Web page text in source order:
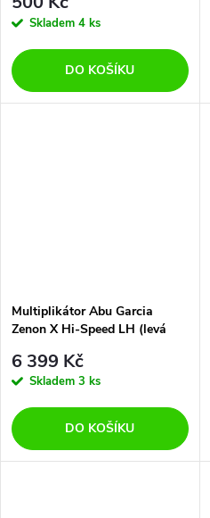
Skladem 4 ks
DO KOŠÍKU
Multiplikátor Abu Garcia
Zenon X Hi-Speed LH (levá
6 399 Kč
Skladem 3 ks
DO KOŠÍKU